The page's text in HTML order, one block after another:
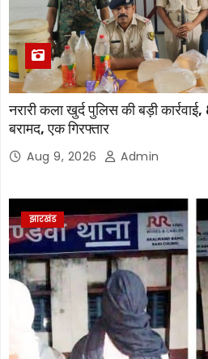
नरारी कला खुर्द पुलिस की बड़ी
बरामद, एक गिरफ्तार
Aug 9, 2026 Admin
झारखंड